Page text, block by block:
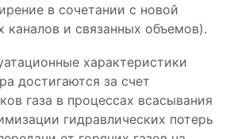
в сочетании с новой
и связанных объемов).
характеристики
достигаются за счет
газа в процессах всасывания
гидравлических потерь